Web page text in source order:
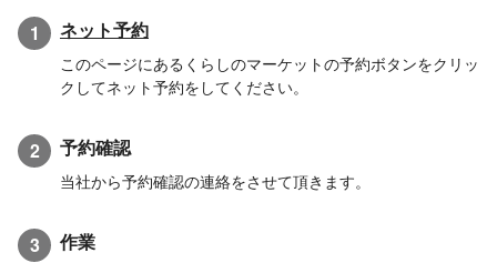
1 ネット予約
このページにあるくらしのマーケットの予約ボタンをクリッ
クしてネット予約をしてください。
2 予約確認
当社から予約確認の連絡をさせて頂きます。
3 作業